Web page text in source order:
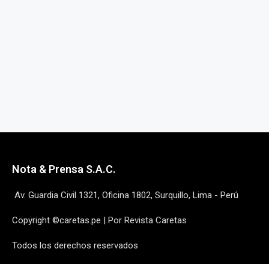
Nota & Prensa S.A.C.
Av. Guardia Civil 1321, Oficina 1802, Surquillo, Lima - Perú
Copyright ©caretas.pe | Por Revista Caretas
Todos los derechos reservados